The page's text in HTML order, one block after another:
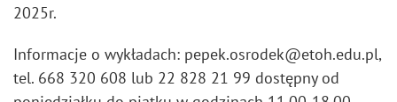
2025r.
Informacje o wykładach: pepek.osrodek@etoh.edu.pl,
tel. 668 320 608 lub 22 828 21 99 dostępny od